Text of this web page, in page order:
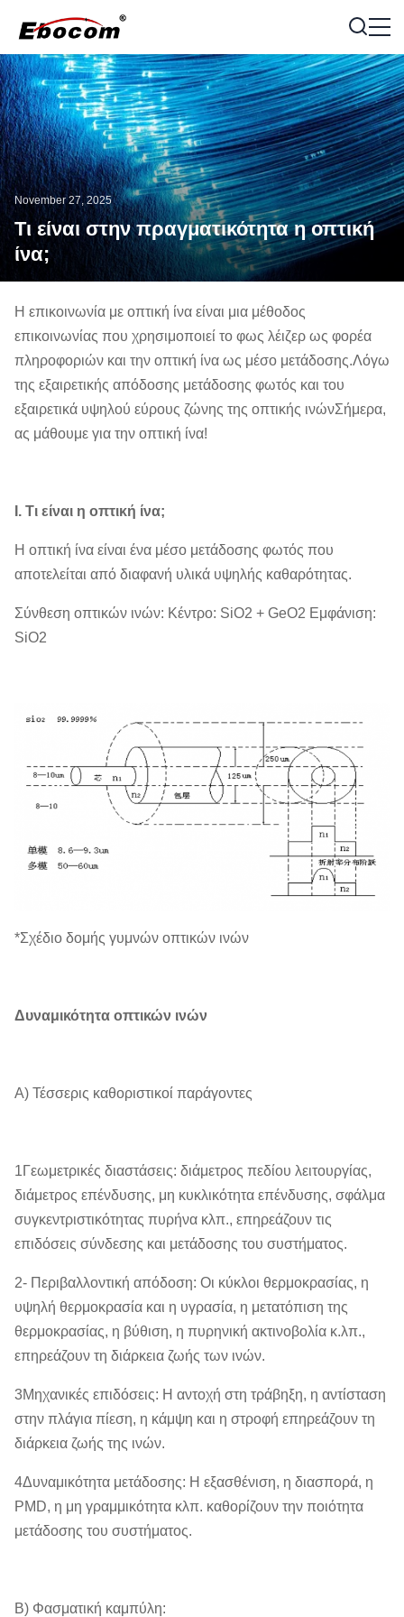
November 27, 2025
Τι είναι στην πραγματικότητα η οπτική
ίνα;
Η επικοινωνία με οπτική ίνα είναι μια μέθοδος
επικοινωνίας που χρησιμοποιεί το φως λέιζερ ως φορέα
πληροφοριών και την οπτική ίνα ως μέσο μετάδοσης.Λόγω
της εξαιρετικής απόδοσης μετάδοσης φωτός και του
εξαιρετικά υψηλού εύρους ζώνης της οπτικής ινώνΣήμερα,
ας μάθουμε για την οπτική ίνα!
Ι. Τι είναι η οπτική ίνα;
Η οπτική ίνα είναι ένα μέσο μετάδοσης φωτός που
αποτελείται από διαφανή υλικά υψηλής καθαρότητας.
Σύνθεση οπτικών ινών: Κέντρο: SiO2 + GeO2 Εμφάνιση:
SiO2
*Σχέδιο δομής γυμνών οπτικών ινών
Δυναμικότητα οπτικών ινών
Α) Τέσσερις καθοριστικοί παράγοντες
1Γεωμετρικές διαστάσεις: διάμετρος πεδίου λειτουργίας,
διάμετρος επένδυσης, μη κυκλικότητα επένδυσης, σφάλμα
συγκεντριστικότητας πυρήνα κλπ., επηρεάζουν τις
επιδόσεις σύνδεσης και μετάδοσης του συστήματος.
2- Περιβαλλοντική απόδοση: Οι κύκλοι θερμοκρασίας, η
υψηλή θερμοκρασία και η υγρασία, η μετατόπιση της
θερμοκρασίας, η βύθιση, η πυρηνική ακτινοβολία κ.λπ.,
επηρεάζουν τη διάρκεια ζωής των ινών.
3Μηχανικές επιδόσεις: Η αντοχή στη τράβηξη, η αντίσταση
στην πλάγια πίεση, η κάμψη και η στροφή επηρεάζουν τη
διάρκεια ζωής της ινών.
4Δυναμικότητα μετάδοσης: Η εξασθένιση, η διασπορά, η
PMD, η μη γραμμικότητα κλπ. καθορίζουν την ποιότητα
μετάδοσης του συστήματος.
Β) Φασματική καμπύλη: